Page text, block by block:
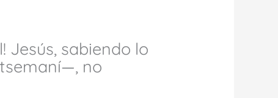
Jesús, sabiendo lo
no